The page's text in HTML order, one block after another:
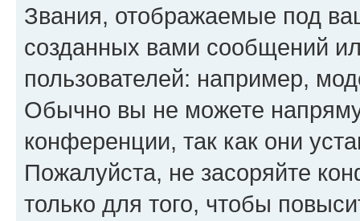
Звания, отображаемые под
созданных вами сообщений
пользователей: например,
Обычно вы не можете
конференции, так как они
Пожалуйста, не засоряйте
только для того, чтобы